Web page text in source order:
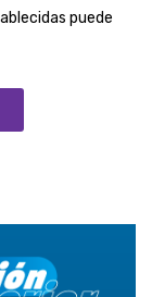
puede